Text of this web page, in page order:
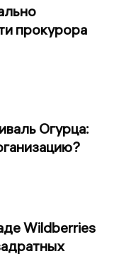
прокурора
Огурца:
Wildberries